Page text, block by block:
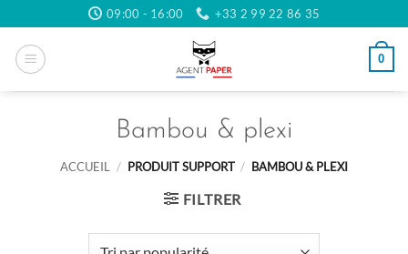
au
contenu
09:00 - 16:00 +33 2 99 22 86 35
0
Bambou & plexi
ACCUEIL / PRODUIT SUPPORT / BAMBOU & PLEXI
FILTRER